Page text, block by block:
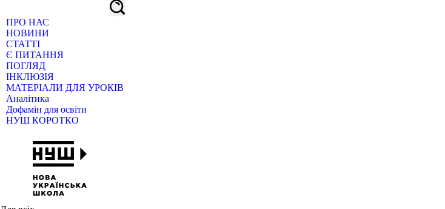
ПРО НАС
НОВИНИ
СТАТТІ
Є ПИТАННЯ
ПОГЛЯД
ІНКЛЮЗІЯ
МАТЕРІАЛИ ДЛЯ УРОКІВ
Аналітика
Дофамін для освіти
НУШ КОРОТКО